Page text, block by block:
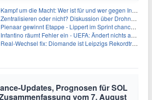
Kampf um die Macht: Wer ist für und wer gegen Infantino?
Zentralisieren oder nicht? Diskussion über Drohnenabwehr
Pienaar gewinnt Etappe - Lippert im Sprint chancenlos
Infantino räumt Fehler ein - UEFA: Ändert nichts an Boykott
Real-Wechsel fix: Diomande ist Leipzigs Rekordtransfer
Updates, Prognosen für SOL
vom 7. August